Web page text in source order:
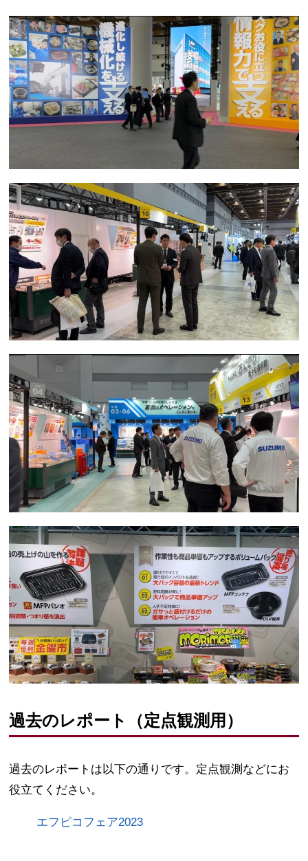
過去のレポート（定点観測用）
過去のレポートは以下の通りです。定点観測などにお
役立てください。
エフピコフェア2023